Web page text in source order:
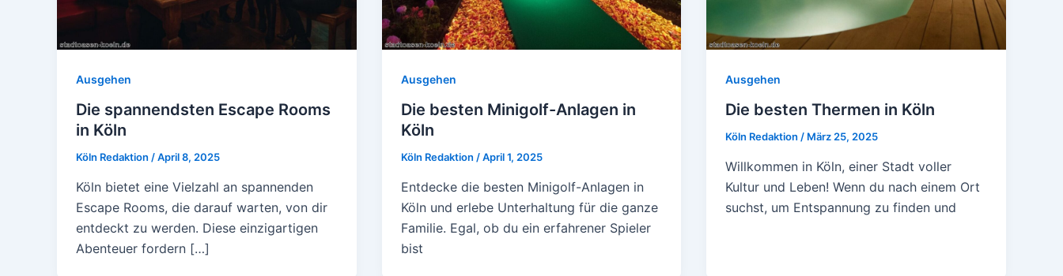
Ausgehen
Die spannendsten Escape Rooms
in Köln
Köln Redaktion /April 8, 2025
Köln bietet eine Vielzahl an spannenden
Escape Rooms, die darauf warten, von dir
entdeckt zu werden. Diese einzigartigen
Abenteuer fordern […]
Ausgehen
Die besten Minigolf-Anlagen in
Köln
Köln Redaktion /April 1, 2025
Entdecke die besten Minigolf-Anlagen in
Köln und erlebe Unterhaltung für die ganze
Familie. Egal, ob du ein erfahrener Spieler
bist
Ausgehen
Die besten Thermen in Köln
Köln Redaktion / März 25, 2025
Willkommen in Köln, einer Stadt voller
Kultur und Leben! Wenn du nach einem Ort
suchst, um Entspannung zu finden und